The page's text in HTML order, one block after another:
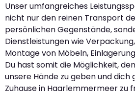
Unser umfangreiches
nicht nur den reinen Transport
persönlichen Gegenstände,
Dienstleistungen wie
Montage von Möbeln,
Du hast somit die Möglichkeit,
unsere Hände zu geben und dich
Zuhause in Haarlemmermeer zu